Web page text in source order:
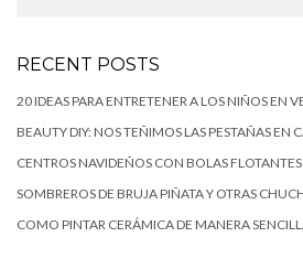
RECENT POSTS
20 IDEAS PARA ENTRETENER A LOS NIÑOS EN
BEAUTY DIY: NOS TEÑIMOS LAS PESTAÑAS EN
CENTROS NAVIDEÑOS CON BOLAS FLOTANTES
SOMBREROS DE BRUJA PIÑATA Y OTRAS
COMO PINTAR CERÁMICA DE MANERA